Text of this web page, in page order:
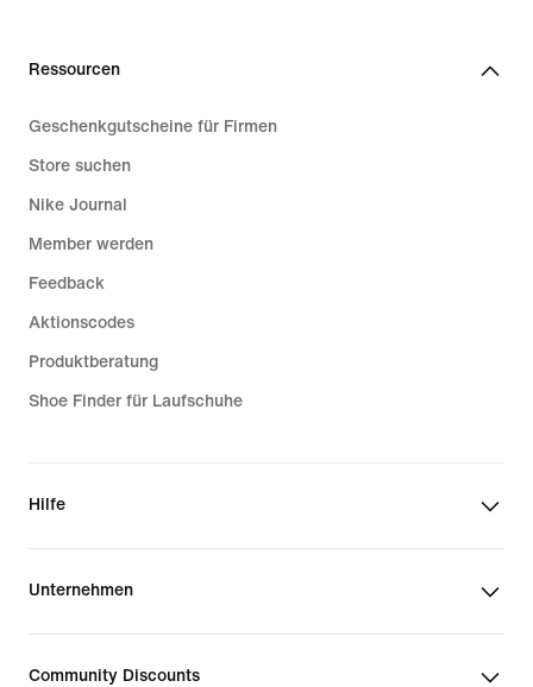
Ressourcen
Geschenkgutscheine für Firmen
Store suchen
Nike Journal
Member werden
Feedback
Aktionscodes
Produktberatung
Shoe Finder für Laufschuhe
Hilfe
Unternehmen
Community Discounts